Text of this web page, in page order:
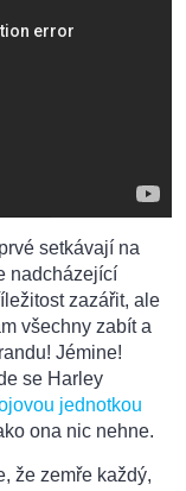
setkávají na
nadcházející
zazářit, ale
všechny zabít a
Jémine!
se Harley
jednotkou
ona nic nehne.
že zemře každý,